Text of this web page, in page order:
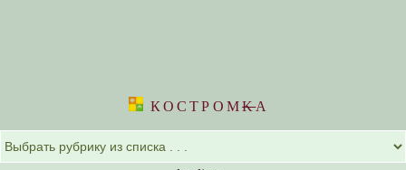
КОСТРОМKА